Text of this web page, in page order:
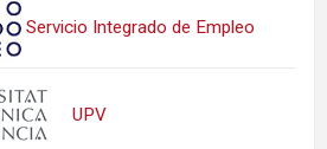
Servicio Integrado de Empleo
UPV